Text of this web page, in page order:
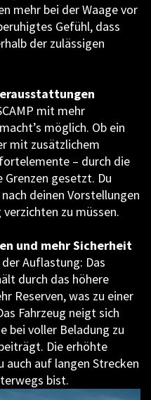
mehr bei der Waage vor
Gefühl, dass
der zulässigen
mit mehr
möglich. Ob ein
mit zusätzlichem
– durch die
gesetzt. Du
deinen Vorstellungen
zu müssen.
und mehr Sicherheit
Auflastung: Das
durch das höhere
Reserven, was zu einer
Fahrzeug neigt sich
bei voller Beladung zu
Die erhöhte
auf langen Strecken
bist.